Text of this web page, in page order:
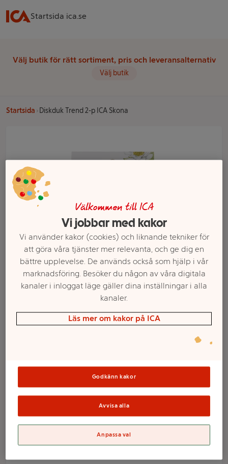
Startsida ica.se
Välj butik för rätt sortiment, pris och leveransalternativ
Välj butik
Startsida Diskduk Trend 2-p ICA Skona
Diskduk Trend 2-p
ICA Skona
Välkommen till ICA
Vi jobbar med kakor
Vi använder kakor (cookies) och liknande tekniker för
att göra våra tjänster mer relevanta, och ge dig en
bättre upplevelse. De används också som hjälp i vår
marknadsföring. Besöker du någon av våra digitala
kanaler i inloggat läge gäller dina inställningar i alla
kanaler.
Läs mer om kakor på ICA
Godkänn kakor
Avvisa alla
Anpassa val